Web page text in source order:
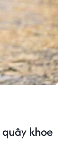
quây khoe